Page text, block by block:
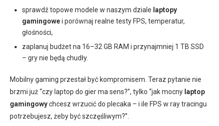
sprawdź topowe modele w naszym dziale laptopy
gamingowei porównaj realne testy FPS, temperatur,
głośności,
zaplanuj budżet na 16–32 GB RAM i przynajmniej 1 TB SSD
– gry nie będą chudły.
Mobilny gaming przestał być kompromisem. Teraz pytanie nie
brzmi już “czy laptop do gier ma sens?”, tylko “jak mocny laptop
gamingowychcesz wrzucić do plecaka – i ile FPS w ray tracingu
potrzebujesz, żeby być szczęśliwym?”.